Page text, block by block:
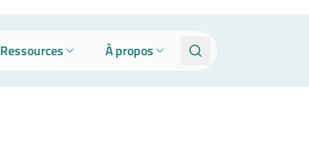
Ressources À propos